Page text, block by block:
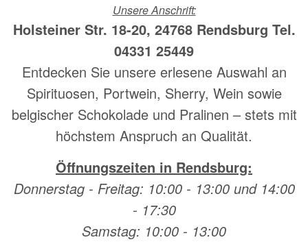
Unsere Anschrift:
Holsteiner Str. 18-20, 24768 Rendsburg Tel.
04331 25449
Entdecken Sie unsere erlesene Auswahl an
Spirituosen, Portwein, Sherry, Wein sowie
belgischer Schokolade und Pralinen – stets mit
höchstem Anspruch an Qualität.
Öffnungszeiten in Rendsburg:
Donnerstag - Freitag: 10:00 - 13:00 und 14:00
- 17:30
Samstag: 10:00 - 13:00